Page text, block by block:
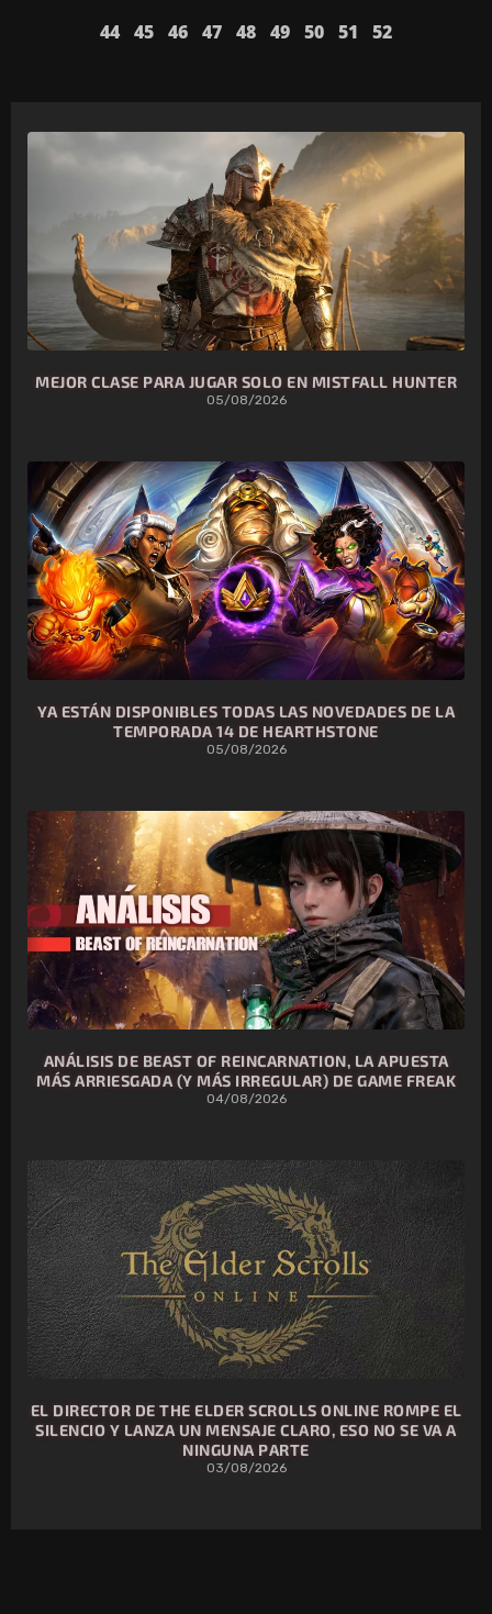
44 45 46 47 48 49 50 51 52
MEJOR CLASE PARA JUGAR SOLO EN MISTFALL HUNTER
05/08/2026
YA ESTÁN DISPONIBLES TODAS LAS NOVEDADES DE LA
TEMPORADA 14 DE HEARTHSTONE
05/08/2026
ANÁLISIS DE BEAST OF REINCARNATION, LA APUESTA
MÁS ARRIESGADA (Y MÁS IRREGULAR) DE GAME FREAK
04/08/2026
EL DIRECTOR DE THE ELDER SCROLLS ONLINE ROMPE EL
SILENCIO Y LANZA UN MENSAJE CLARO, ESO NO SE VA A
NINGUNA PARTE
03/08/2026